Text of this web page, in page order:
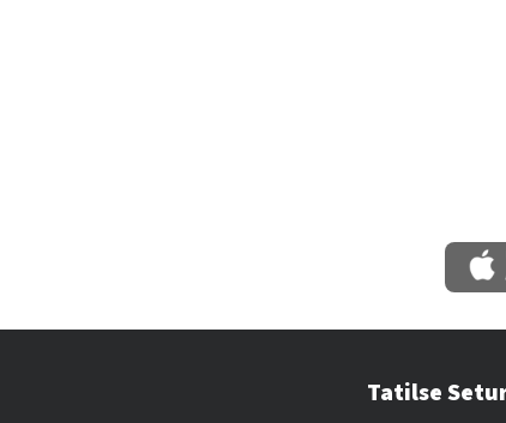
Tatilse